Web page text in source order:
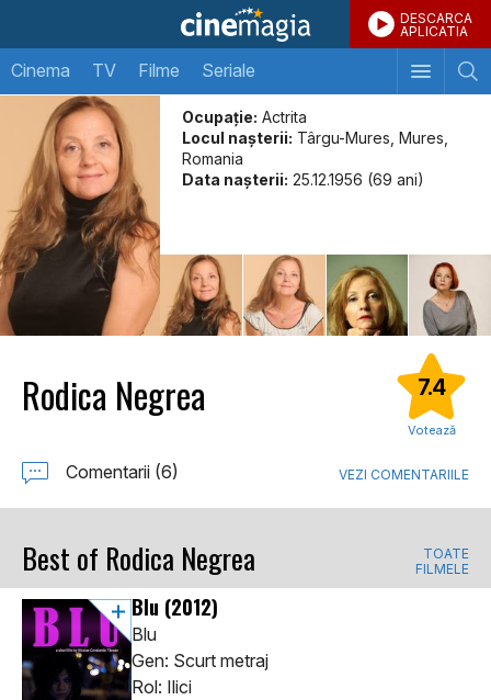
DESCARCA
APLICATIA
Cinema TV Filme Seriale
Ocupație: Actrita
Locul naşterii: Târgu-Mures, Mures,
Romania
Data naşterii: 25.12.1956 (69 ani)
Rodica Negrea 7.4
Votează
Comentarii (6) VEZI COMENTARIILE
Best of Rodica Negrea
TOATE
FILMELE
Blu (2012)
Blu
Gen: Scurt metraj
Rol: Ilici